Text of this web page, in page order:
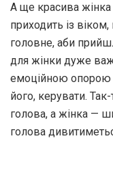
А ще красива жінка
приходить із
головне, аби
для жінки дуже
емоційною опорою
його, керувати.
голова, а жінка —
голова